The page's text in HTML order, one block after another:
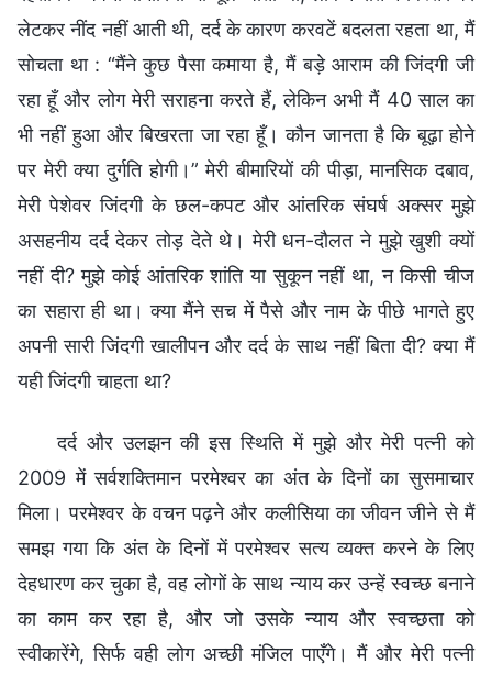
लेटकर नींद नहीं आती थी, दर्द के कारण करवटें बदलता रहता था, मैं
सोचता था : “मैंने कुछ पैसा कमाया है, मैं बड़े आराम की जिंदगी जी
रहा हूँ और लोग मेरी सराहना करते हैं, लेकिन अभी मैं 40 साल का
भी नहीं हुआ और बिखरता जा रहा हूँ। कौन जानता है कि बूढ़ा होने
पर मेरी क्या दुर्गति होगी।” मेरी बीमारियों की पीड़ा, मानसिक दबाव,
मेरी पेशेवर जिंदगी के छल-कपट और आंतरिक संघर्ष अक्सर मुझे
असहनीय दर्द देकर तोड़ देते थे। मेरी धन-दौलत ने मुझे खुशी क्यों
नहीं दी? मुझे कोई आंतरिक शांति या सुकून नहीं था, न किसी चीज
का सहारा ही था। क्या मैंने सच में पैसे और नाम के पीछे भागते हुए
अपनी सारी जिंदगी खालीपन और दर्द के साथ नहीं बिता दी? क्या मैं
यही जिंदगी चाहता था?
दर्द और उलझन की इस स्थिति में मुझे और मेरी पत्नी को
2009 में सर्वशक्तिमान परमेश्वर का अंत के दिनों का सुसमाचार
मिला। परमेश्वर के वचन पढ़ने और कलीसिया का जीवन जीने से मैं
समझ गया कि अंत के दिनों में परमेश्वर सत्य व्यक्त करने के लिए
देहधारण कर चुका है, वह लोगों के साथ न्याय कर उन्हें स्वच्छ बनाने
का काम कर रहा है, और जो उसके न्याय और स्वच्छता को
स्वीकारेंगे, सिर्फ वही लोग अच्छी मंजिल पाएँगे। मैं और मेरी पत्नी